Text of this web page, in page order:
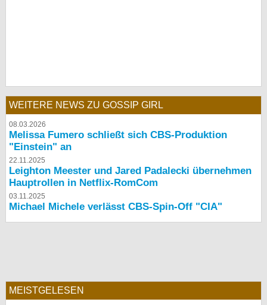
WEITERE NEWS ZU GOSSIP GIRL
08.03.2026
Melissa Fumero schließt sich CBS-Produktion
"Einstein" an
22.11.2025
Leighton Meester und Jared Padalecki übernehmen
Hauptrollen in Netflix-RomCom
03.11.2025
Michael Michele verlässt CBS-Spin-Off "CIA"
MEISTGELESEN